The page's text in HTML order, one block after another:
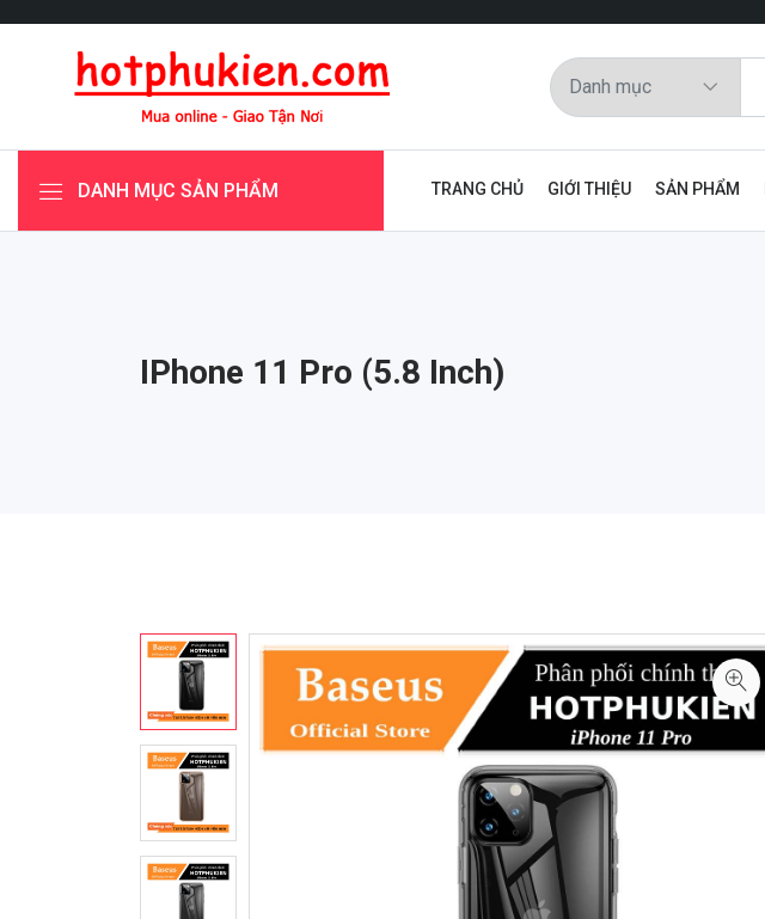
DANH MỤC SẢN PHẨM TRANG CHỦ GIỚI THIỆU SẢN PHẨM
IPhone 11 Pro (5.8 Inch)